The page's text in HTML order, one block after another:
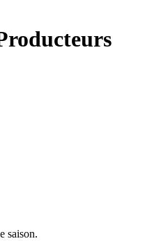
saison.